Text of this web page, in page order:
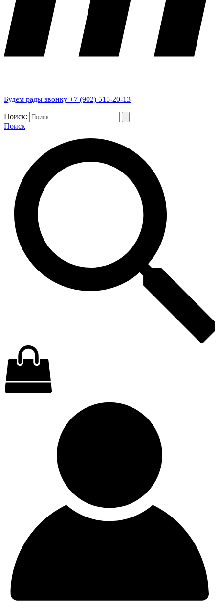
Будем рады звонку +7 (902) 515-20-13
Поиск:
Поиск